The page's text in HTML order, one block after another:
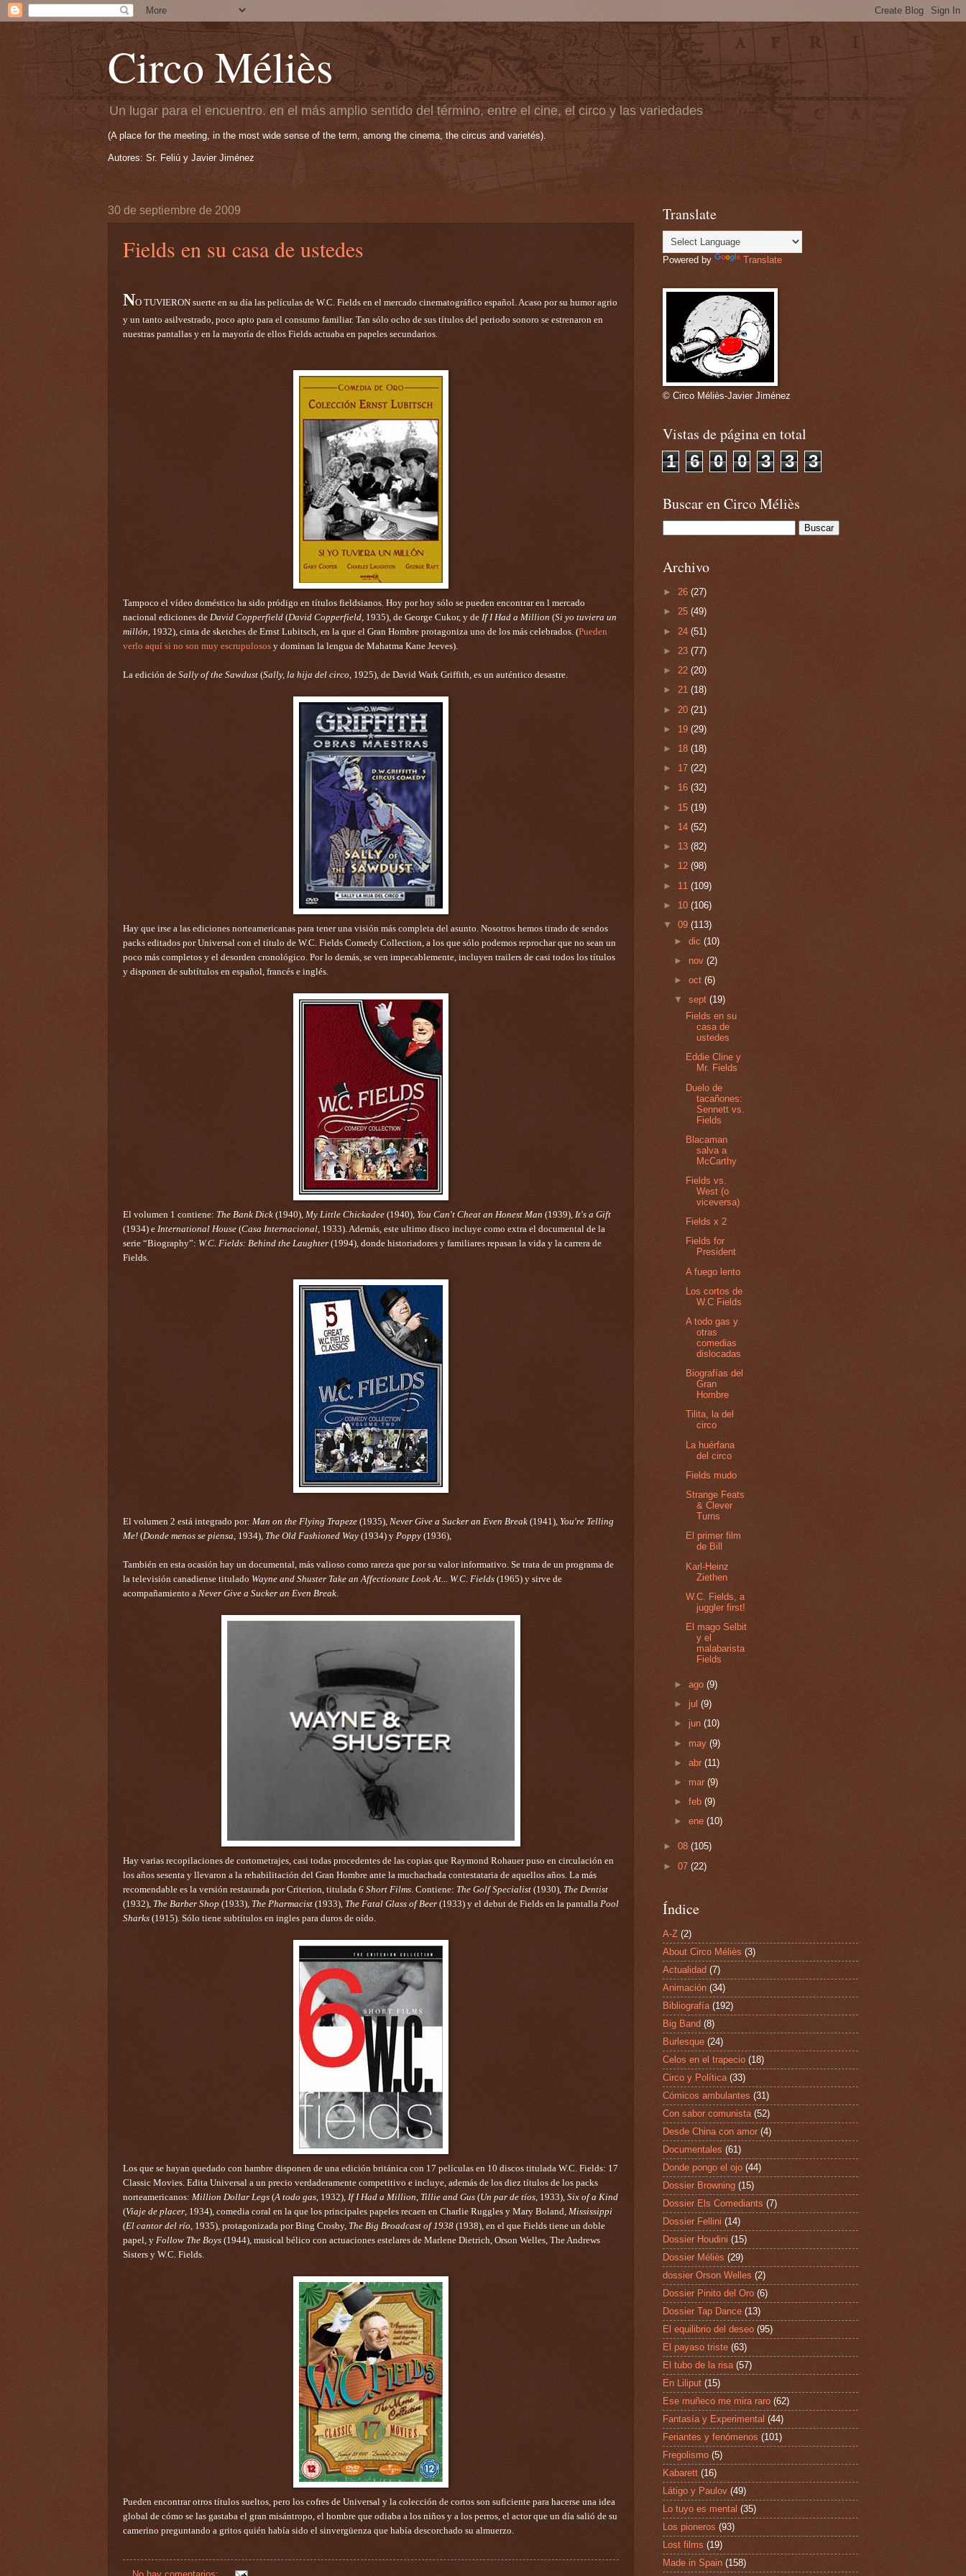
Circo Méliès
Un lugar para el encuentro. en el más amplio sentido del término, entre el cine, el circo y las variedades
(A place for the meeting, in the most wide sense of the term, among the cinema, the circus and varietés).
Autores: Sr. Feliú y Javier Jiménez
30 de septiembre de 2009
Fields en su casa de ustedes
NO TUVIERON suerte en su día las películas de W.C. Fields en el mercado cinematográfico español. Acaso por su humor agrio
y un tanto asilvestrado, poco apto para el consumo familiar. Tan sólo ocho de sus títulos del periodo sonoro se estrenaron en
nuestras pantallas y en la mayoría de ellos Fields actuaba en papeles secundarios.
Tampoco el vídeo doméstico ha sido pródigo en títulos fieldsianos. Hoy por hoy sólo se pueden encontrar en l mercado
nacional ediciones de David Copperfield (David Copperfield , 1935), de George Cukor, y de If I Had a Million (Si yo tuviera un
millón , 1932), cinta de sketches de Ernst Lubitsch, en la que el Gran Hombre protagoniza uno de los más celebrados. (Pueden
verlo aquí si no son muy escrupulosos y dominan la lengua de Mahatma Kane Jeeves).
La edición de Sally of the Sawdust (Sally, la hija del circo , 1925), de David Wark Griffith, es un auténtico desastre.
Hay que irse a las ediciones norteamericanas para tener una visión más completa del asunto. Nosotros hemos tirado de sendos
packs editados por Universal con el título de W.C. Fields Comedy Collection, a los que sólo podemos reprochar que no sean un
poco más completos y el desorden cronológico. Por lo demás, se ven impecablemente, incluyen trailers de casi todos los títulos
y disponen de subtítulos en español, francés e inglés.
El volumen 1 contiene: The Bank Dick (1940), My Little Chickadee (1940), You Can't Cheat an Honest Man (1939), It's a Gift
(1934) e International House (Casa Internacional , 1933). Además, este ultimo disco incluye como extra el documental de la
serie “Biography”: W.C. Fields: Behind the Laughter (1994), donde historiadores y familiares repasan la vida y la carrera de
Fields.
El volumen 2 está integrado por: Man on the Flying Trapeze (1935), Never Give a Sucker an Even Break (1941), You're Telling
Me! (Donde menos se piensa , 1934), The Old Fashioned Way (1934) y Poppy (1936),
También en esta ocasión hay un documental, más valioso como rareza que por su valor informativo. Se trata de un programa de
la televisión canadiense titulado Wayne and Shuster Take an Affectionate Look At... W.C. Fields (1965) y sirve de
acompañamiento a Never Give a Sucker an Even Break
Hay varias recopilaciones de cortometrajes, casi todas procedentes de las copias que Raymond Rohauer puso en circulación en
los años sesenta y llevaron a la rehabilitación del Gran Hombre ante la muchachada contestataria de aquellos años. La más
recomendable es la versión restaurada por Criterion, titulada 6 Short Films . Contiene: The Golf Specialist (1930), The Dentist
(1932), The Barber Shop (1933), The Pharmacist (1933), The Fatal Glass of Beer (1933) y el debut de Fields en la pantalla Pool
Sharks (1915). Sólo tiene subtítulos en ingles para duros de oído.
Los que se hayan quedado con hambre disponen de una edición británica con 17 películas en 10 discos titulada W.C. Fields: 17
Classic Movies. Edita Universal a un precio verdaderamente competitivo e incluye, además de los diez títulos de los packs
norteamericanos: Million Dollar Legs (A todo gas , 1932), If I Had a Million Tillie and Gus (Un par de tíos , 1933), Six of a Kind
(Viaje de placer , 1934), comedia coral en la que los principales papeles recaen en Charlie Ruggles y Mary Boland, Mississippi
(El cantor del río , 1935), protagonizada por Bing Crosby, The Big Broadcast of 1938 (1938), en el que Fields tiene un doble
papel, y Follow The Boys (1944), musical bélico con actuaciones estelares de Marlene Dietrich, Orson Welles, The Andrews
Sisters y W.C. Fields.
Pueden encontrar otros títulos sueltos, pero los cofres de Universal y la colección de cortos son suficiente para hacerse una idea
global de cómo se las gastaba el gran misántropo, el hombre que odiaba a los niños y a los perros, el actor que un día salió de su
camerino preguntando a gritos quién había sido el sinvergüenza que había descorchado su almuerzo.
Translate
Powered by Translate
© Circo Méliès-Javier Jiménez
Vistas de página en total
1
6 0 0 3 3 3
Buscar en Circo Méliès
Archivo
► 26 (27)
► 25 (49)
► 24 (51)
► 23 (77)
► 22 (20)
► 21 (18)
► 20 (21)
► 19 (29)
► 18 (18)
► 17 (22)
► 16 (32)
► 15 (19)
► 14 (52)
► 13 (82)
► 12 (98)
► 11 (109)
► 10 (106)
▼ 09 (113)
►dic(10)
► nov(2)
►oct(6)
▼sept(19)
Fields en su
casa de
ustedes
Eddie Cline y
Mr. Fields
Duelo de
tacañones:
Sennett vs.
Fields
Blacaman
salva a
McCarthy
Fields vs.
West (o
viceversa)
Fields x 2
Fields for
President
A fuego lento
Los cortos de
W.C Fields
A todo gas y
otras
comedias
dislocadas
Biografías del
Gran
Hombre
Tilita, la del
circo
La huérfana
del circo
Fields mudo
Strange Feats
& Clever
Turns
El primer film
de Bill
Karl-Heinz
Ziethen
W.C. Fields, a
juggler first!
El mago Selbit
y el
malabarista
Fields
►ago(9)
► jul(9)
►jun(10)
► may(9)
►abr(11)
►mar(9)
►feb(9)
►ene(10)
► 08 (105)
► 07 (22)
Índice
A-Z (2)
About Circo Méliès (3)
Actualidad (7)
Animación (34)
Bibliografía (192)
Big Band (8)
Burlesque (24)
Celos en el trapecio (18)
Circo y Política (33)
Cómicos ambulantes (31)
Con sabor comunista (52)
Desde China con amor (4)
Documentales (61)
Donde pongo el ojo (44)
Dossier Browning (15)
Dossier Els Comediants (7)
Dossier Fellini (14)
Dossier Houdini (15)
Dossier Méliès (29)
dossier Orson Welles (2)
Dossier Pinito del Oro (6)
Dossier Tap Dance (13)
El equilibrio del deseo (95)
El payaso triste (63)
El tubo de la risa (57)
En Liliput (15)
Ese muñeco me mira raro (62)
Fantasía y Experimental (44)
Feriantes y fenómenos (101)
Fregolismo (5)
Kabarett (16)
Látigo y Paulov (49)
Lo tuyo es mental (35)
Los pioneros (93)
Lost films (19)
Made in Spain (158)